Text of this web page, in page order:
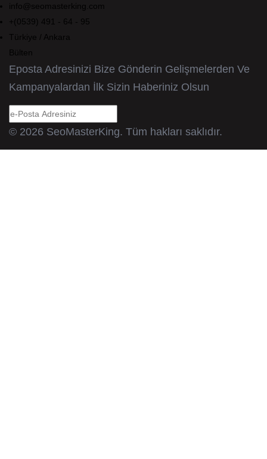
info@seomasterking.com
+(0539) 491 - 64 - 95
Türkiye / Ankara
Bülten
Eposta Adresinizi Bize Gönderin Gelişmelerden Ve
Kampanyalardan İlk Sizin Haberiniz Olsun
© 2026 SeoMasterKing. Tüm hakları saklıdır.